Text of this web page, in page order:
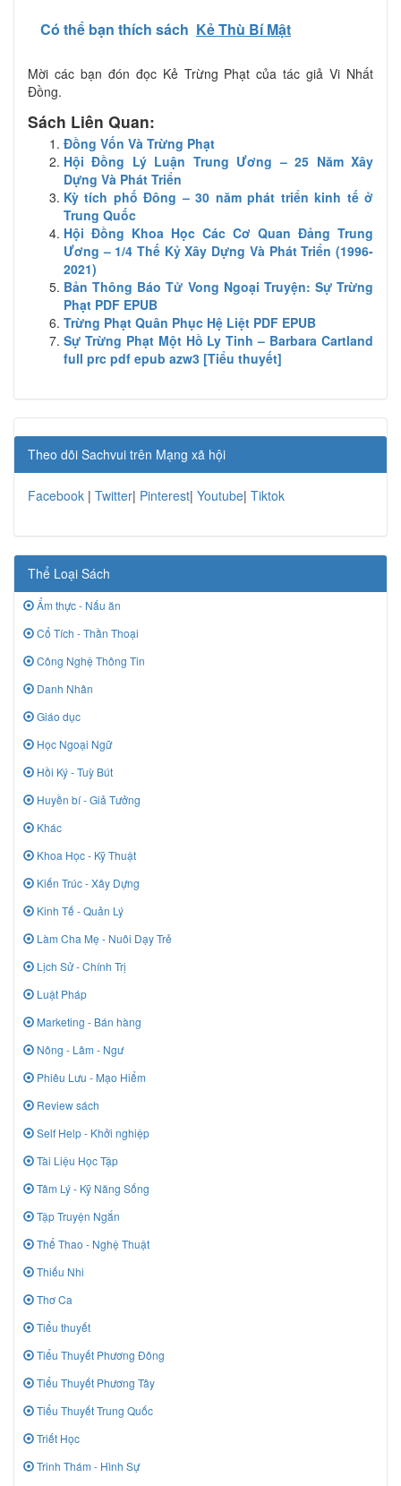
Có thể bạn thích sách Kẻ Thù Bí Mật
Mời các bạn đón đọc Kẻ Trừng Phạt của tác giả Vi Nhất
Đồng.
Sách Liên Quan:
Đồng Vốn Và Trừng Phạt
Hội Đồng Lý Luận Trung Ương – 25 Năm Xây
Dựng Và Phát Triển
Kỳ tích phố Đông – 30 năm phát triển kinh tế ở
Trung Quốc
Hội Đồng Khoa Học Các Cơ Quan Đảng Trung
Ương – 1/4 Thế Kỷ Xây Dựng Và Phát Triển (1996-
2021)
Bản Thông Báo Tử Vong Ngoại Truyện: Sự Trừng
Phạt PDF EPUB
Trừng Phạt Quân Phục Hệ Liệt PDF EPUB
Sự Trừng Phạt Một Hồ Ly Tinh – Barbara Cartland
full prc pdf epub azw3 [Tiểu thuyết]
Theo dõi Sachvui trên Mạng xã hội
Facebook | Twitter| Pinterest| Youtube| Tiktok
Thể Loại Sách
Ẩm thực - Nấu ăn
Cổ Tích - Thần Thoại
Công Nghệ Thông Tin
Danh Nhân
Giáo dục
Học Ngoại Ngữ
Hồi Ký - Tuỳ Bút
Huyền bí - Giả Tưởng
Khác
Khoa Học - Kỹ Thuật
Kiến Trúc - Xây Dựng
Kinh Tế - Quản Lý
Làm Cha Mẹ - Nuôi Dạy Trẻ
Lịch Sử - Chính Trị
Luật Pháp
Marketing - Bán hàng
Nông - Lâm - Ngư
Phiêu Lưu - Mạo Hiểm
Review sách
Self Help - Khởi nghiệp
Tài Liệu Học Tập
Tâm Lý - Kỹ Năng Sống
Tập Truyện Ngắn
Thể Thao - Nghệ Thuật
Thiếu Nhi
Thơ Ca
Tiểu thuyết
Tiểu Thuyết Phương Đông
Tiểu Thuyết Phương Tây
Tiểu Thuyết Trung Quốc
Triết Học
Trinh Thám - Hình Sự